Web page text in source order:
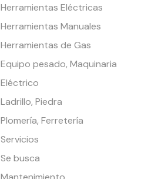
Herramientas Eléctricas
Herramientas Manuales
Herramientas de Gas
Equipo pesado, Maquinaria
Eléctrico
Ladrillo, Piedra
Plomería, Ferretería
Servicios
Se busca